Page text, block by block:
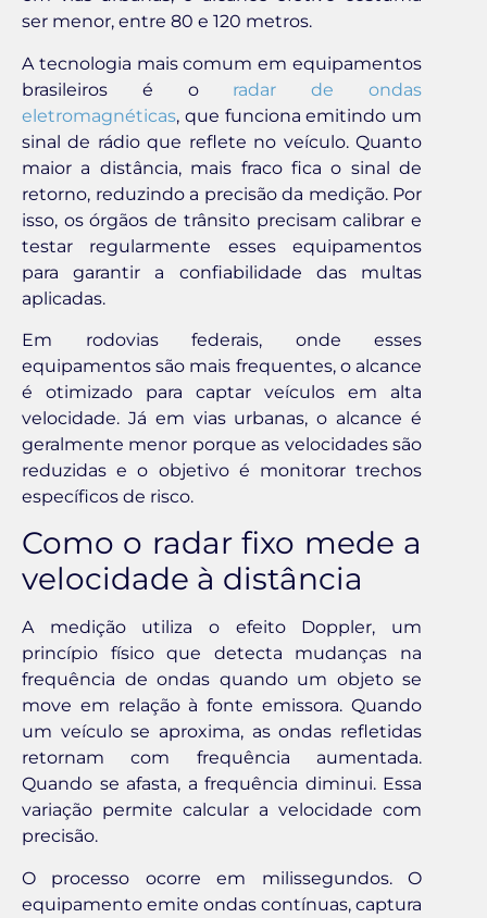
ser menor, entre 80 e 120 metros.
A tecnologia mais comum em equipamentos
brasileiros é o radar de ondas
eletromagnéticas, que funciona emitindo um
sinal de rádio que reflete no veículo. Quanto
maior a distância, mais fraco fica o sinal de
retorno, reduzindo a precisão da medição. Por
isso, os órgãos de trânsito precisam calibrar e
testar regularmente esses equipamentos
para garantir a confiabilidade das multas
aplicadas.
Em rodovias federais, onde esses
equipamentos são mais frequentes, o alcance
é otimizado para captar veículos em alta
velocidade. Já em vias urbanas, o alcance é
geralmente menor porque as velocidades são
reduzidas e o objetivo é monitorar trechos
específicos de risco.
Como o radar fixo mede a
velocidade à distância
A medição utiliza o efeito Doppler, um
princípio físico que detecta mudanças na
frequência de ondas quando um objeto se
move em relação à fonte emissora. Quando
um veículo se aproxima, as ondas refletidas
retornam com frequência aumentada.
Quando se afasta, a frequência diminui. Essa
variação permite calcular a velocidade com
precisão.
O processo ocorre em milissegundos. O
equipamento emite ondas contínuas, captura